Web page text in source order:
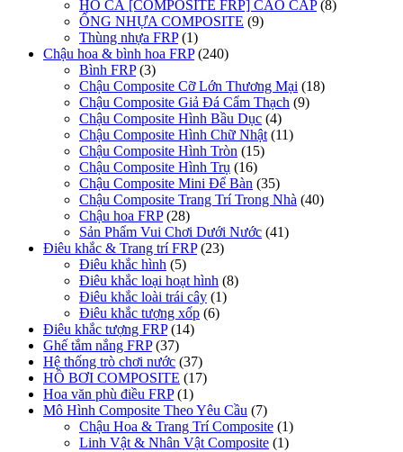
HỒ CÁ [COMPOSITE FRP] CAO CẤP (8)
ỐNG NHỰA COMPOSITE (9)
Thùng nhựa FRP (1)
Chậu hoa & bình hoa FRP (240)
Bình FRP (3)
Chậu Composite Cỡ Lớn Thương Mại (18)
Chậu Composite Giả Đá Cẩm Thạch (9)
Chậu Composite Hình Bầu Dục (4)
Chậu Composite Hình Chữ Nhật (11)
Chậu Composite Hình Tròn (15)
Chậu Composite Hình Trụ (16)
Chậu Composite Mini Để Bàn (35)
Chậu Composite Trang Trí Trong Nhà (40)
Chậu hoa FRP (28)
Sản Phẩm Vui Chơi Dưới Nước (41)
Điêu khắc & Trang trí FRP (23)
Điêu khắc hình (5)
Điêu khắc loại hoạt hình (8)
Điêu khắc loài trái cây (1)
Điêu khắc tượng xốp (6)
Điêu khắc tượng FRP (14)
Ghế tắm nắng FRP (37)
Hệ thống trò chơi nước (37)
HỒ BƠI COMPOSITE (17)
Hoa văn phù điều FRP (1)
Mô Hình Composite Theo Yêu Cầu (7)
Chậu Hoa & Trang Trí Composite (1)
Linh Vật & Nhân Vật Composite (1)